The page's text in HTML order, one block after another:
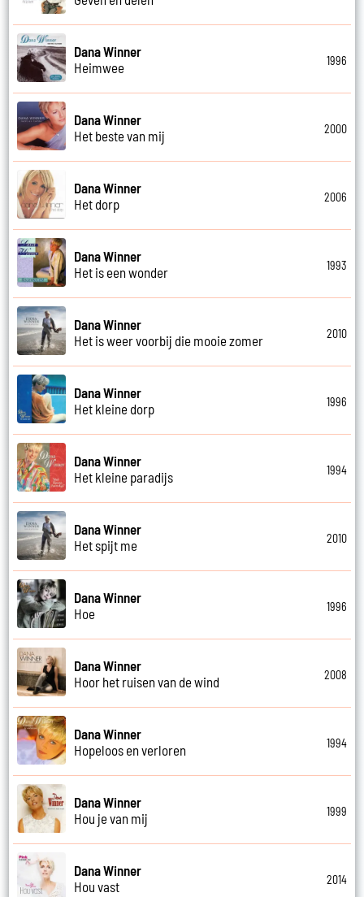
Dana Winner
Heimwee
1996
Dana Winner
Het beste van mij
2000
Dana Winner
Het dorp
2006
Dana Winner
Het is een wonder
1993
Dana Winner
Het is weer voorbij die mooie zomer
2010
Dana Winner
Het kleine dorp
1996
Dana Winner
Het kleine paradijs
1994
Dana Winner
Het spijt me
2010
Dana Winner
Hoe
1996
Dana Winner
Hoor het ruisen van de wind
2008
Dana Winner
Hopeloos en verloren
1994
Dana Winner
Hou je van mij
1999
Dana Winner
Hou vast
2014